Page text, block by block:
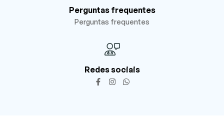
Perguntas frequentes
Perguntas frequentes
Redes sociais